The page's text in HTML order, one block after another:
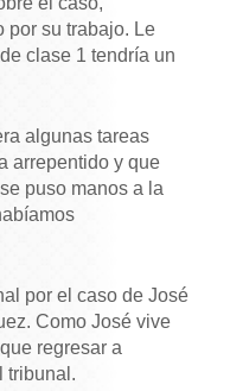
por su trabajo. Le
clase 1 tendría un
algunas tareas
arrepentido y que
puso manos a la
por el caso de José
Como José vive
regresar a
tribunal.